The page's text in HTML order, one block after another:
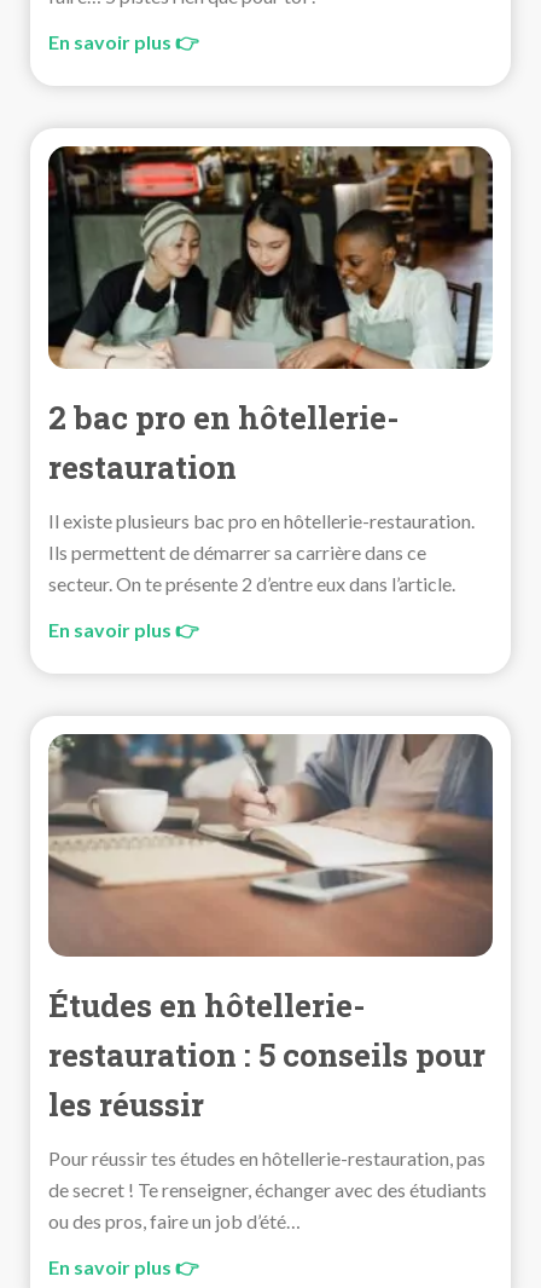
En savoir plus 👉
2 bac pro en hôtellerie-
restauration
Il existe plusieurs bac pro en hôtellerie-restauration.
Ils permettent de démarrer sa carrière dans ce
secteur. On te présente 2 d’entre eux dans l’article.
En savoir plus 👉
Études en hôtellerie-
restauration : 5 conseils pour
les réussir
Pour réussir tes études en hôtellerie-restauration, pas
de secret ! Te renseigner, échanger avec des étudiants
ou des pros, faire un job d’été…
En savoir plus 👉